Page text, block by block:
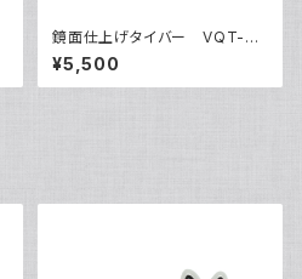
鏡面仕上げタイバー VQT-03
06
¥5,500